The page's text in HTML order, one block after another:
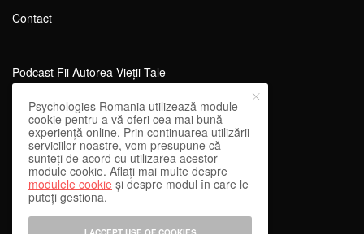
Contact
Podcast Fii Autorea Vieții Tale
Evenimente Fii Autoarea Vieții Tale!
SportEdu
Antrenament Mental pentru Sportivi
Learning Network
WEnough
Reward & Engage
Psychologies Romania utilizează module
cookie pentru a vă oferi cea mai bună
experiență online. Prin continuarea utilizării
serviciilor noastre, vom presupune că
sunteți de acord cu utilizarea acestor
module cookie. Aflați mai multe despre
modulele cookie și despre modul în care le
puteți gestiona.